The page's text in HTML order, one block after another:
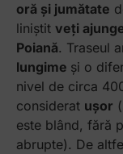
oră și jumătate
liniștit veți
Poiană. Traseul
lungime și o
nivel de circa
considerat ușor
este blând, fără
abrupte). De